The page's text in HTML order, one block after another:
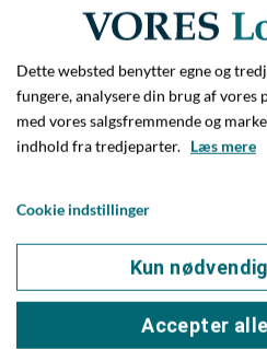
hvor han søger forstærkninger.
- Den trup, der er rykket op,
gutter, der gennem hele
uden ævl og kævl. De er rykket
ud af det med hinanden, og jeg
ville være fortsat her, selv om vi
understreger Søren
for endnu et år med klubben.
Dette websted benytter egne og
fungere, analysere din brug af
med vores salgsfremmende og
indhold fra tredjeparter. Læs mere
Cookie indstillinger
Kun
Accepter